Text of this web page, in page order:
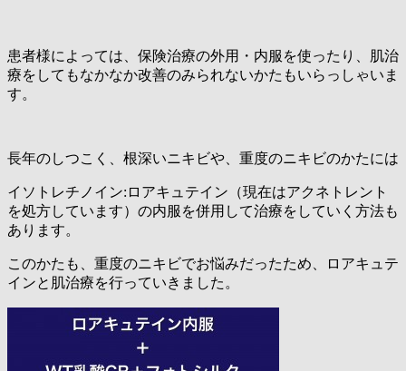
患者様によっては、保険治療の外用・内服を使ったり、肌治
療をしてもなかなか改善のみられないかたもいらっしゃいま
す。
長年のしつこく、根深いニキビや、重度のニキビのかたには
イソトレチノイン:ロアキュテイン（現在はアクネトレント
を処方しています）の内服を併用して治療をしていく方法も
あります。
このかたも、重度のニキビでお悩みだったため、ロアキュテ
インと肌治療を行っていきました。